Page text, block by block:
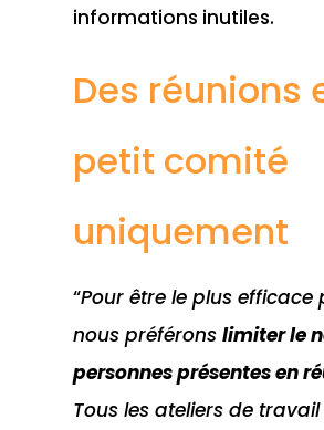
informations inutiles.
Des réunions
petit comité
uniquement
“Pour être le plus efficace
nous préférons limiter le
personnes présentes en
Tous les ateliers de